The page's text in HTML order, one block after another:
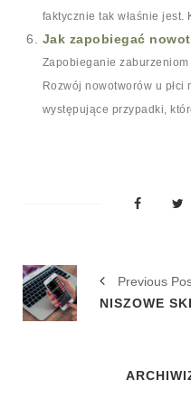
faktycznie tak właśnie jest.
Jak zapobiegać
Zapobieganie
Rozwój nowotworów u
występujące przypadki,
Previous